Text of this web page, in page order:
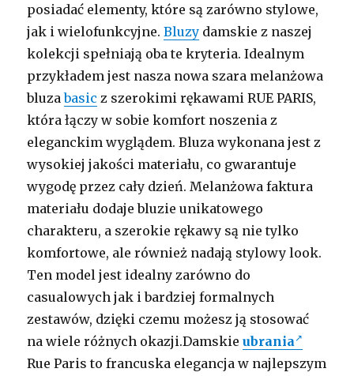
posiadać elementy, które są zarówno stylowe,
jak i wielofunkcyjne.Bluzy damskie z naszej
kolekcji spełniają oba te kryteria. Idealnym
przykładem jest nasza nowa szara melanżowa
bluzabasic z szerokimi rękawami RUE PARIS,
która łączy w sobie komfort noszenia z
eleganckim wyglądem. Bluza wykonana jest z
wysokiej jakości materiału, co gwarantuje
wygodę przez cały dzień. Melanżowa faktura
materiału dodaje bluzie unikatowego
charakteru, a szerokie rękawy są nie tylko
komfortowe, ale również nadają stylowy look.
Ten model jest idealny zarówno do
casualowych jak i bardziej formalnych
zestawów, dzięki czemu możesz ją stosować
na wiele różnych okazji.Damskieubrania
Rue Paris to francuska elegancja w najlepszym